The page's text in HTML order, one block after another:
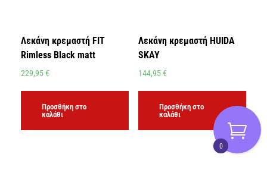
Λεκάνη κρεμαστή FIT
Rimless Black matt
229,95€
Προσθήκη στο
καλάθι
Λεκάνη κρεμαστή HUIDA
SKAY
144,95€
Προσθήκη στο
καλάθι
0